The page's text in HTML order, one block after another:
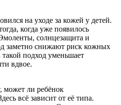
на уходе за кожей у детей.
когда уже появилось
солнцезащита и
заметно снижают риск кожных
подход уменьшает
вдвое.
ли ребёнок
всё зависит от её типа.